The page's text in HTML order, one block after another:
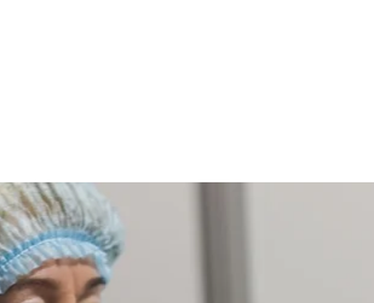
кто записался на вакцинацию от COVID-19
Александр Хоменко/hromadske
по крайней мере семь вакцин
(то есть предварительных